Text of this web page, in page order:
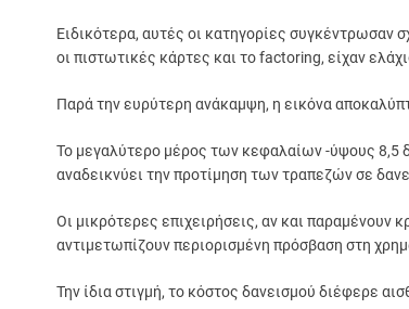
Ειδικότερα, αυτές οι κατηγορίες
οι πιστωτικές κάρτες και το factoring, είχαν
Παρά την ευρύτερη ανάκαμψη, η εικόνα
Το μεγαλύτερο μέρος των κεφαλαίων -ύψους 8,5
αναδεικνύει την προτίμηση των τραπεζών σε
Οι μικρότερες επιχειρήσεις, αν και παραμένουν
αντιμετωπίζουν περιορισμένη πρόσβαση στη
Την ίδια στιγμή, το κόστος δανεισμού διέφερε